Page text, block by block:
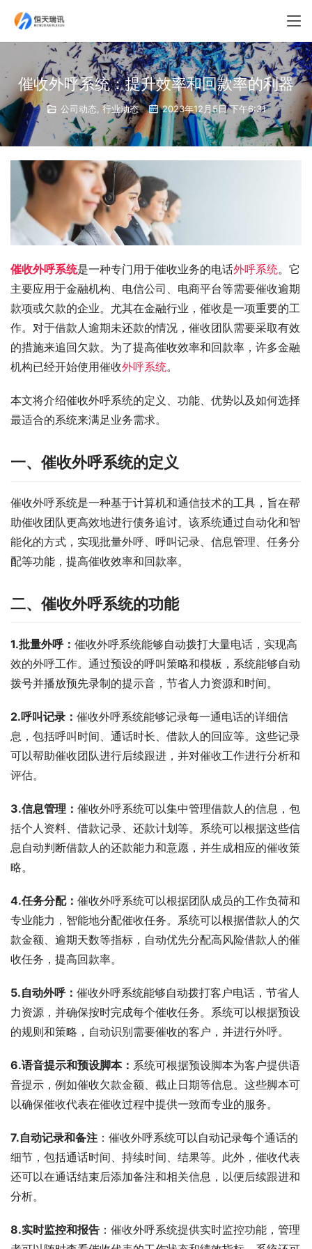
催收外呼系统：提升效率和回款率的利器
公司动态 ,行业动态 2023年12月5日 下午6:31
催收外呼系统是一种专门用于催收业务的电话外呼系统。它
主要应用于金融机构、电信公司、电商平台等需要催收逾期
款项或欠款的企业。尤其在金融行业，催收是一项重要的工
作。对于借款人逾期未还款的情况，催收团队需要采取有效
的措施来追回欠款。为了提高催收效率和回款率，许多金融
机构已经开始使用催收外呼系统。
本文将介绍催收外呼系统的定义、功能、优势以及如何选择
最适合的系统来满足业务需求。
一、催收外呼系统的定义
催收外呼系统是一种基于计算机和通信技术的工具，旨在帮
助催收团队更高效地进行债务追讨。该系统通过自动化和智
能化的方式，实现批量外呼、呼叫记录、信息管理、任务分
配等功能，提高催收效率和回款率。
二、催收外呼系统的功能
1.批量外呼： 催收外呼系统能够自动拨打大量电话，实现高
效的外呼工作。通过预设的呼叫策略和模板，系统能够自动
拨号并播放预先录制的提示音，节省人力资源和时间。
2.呼叫记录： 催收外呼系统能够记录每一通电话的详细信
息，包括呼叫时间、通话时长、借款人的回应等。这些记录
可以帮助催收团队进行后续跟进，并对催收工作进行分析和
评估。
3.信息管理： 催收外呼系统可以集中管理借款人的信息，包
括个人资料、借款记录、还款计划等。系统可以根据这些信
息自动判断借款人的还款能力和意愿，并生成相应的催收策
略。
4.任务分配： 催收外呼系统可以根据团队成员的工作负荷和
专业能力，智能地分配催收任务。系统可以根据借款人的欠
款金额、逾期天数等指标，自动优先分配高风险借款人的催
收任务，提高回款率。
5.自动外呼： 催收外呼系统能够自动拨打客户电话，节省人
力资源，并确保按时完成每个催收任务。系统可以根据预设
的规则和策略，自动识别需要催收的客户，并进行外呼。
6.语音提示和预设脚本： 系统可根据预设脚本为客户提供语
音提示，例如催收欠款金额、截止日期等信息。这些脚本可
以确保催收代表在催收过程中提供一致而专业的服务。
7.自动记录和备注 ：催收外呼系统可以自动记录每个通话的
细节，包括通话时间、持续时间、结果等。此外，催收代表
还可以在通话结束后添加备注和相关信息，以便后续跟进和
分析。
8.实时监控和报告 ：催收外呼系统提供实时监控功能，管理